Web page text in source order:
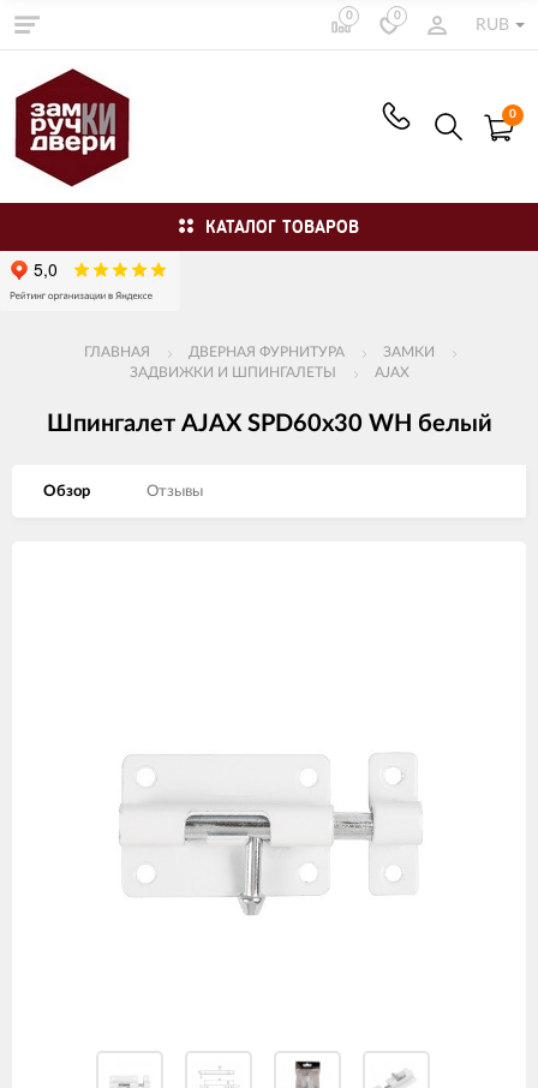
0 0
RUB
0
КАТАЛОГ ТОВАРОВ
ГЛАВНАЯ ДВЕРНАЯ ФУРНИТУРА
ЗАМКИ
ЗАДВИЖКИ И ШПИНГАЛЕТЫ
AJAX
Шпингалет AJAX SPD60х30 WH белый
Обзор Отзывы